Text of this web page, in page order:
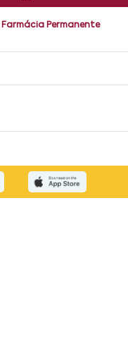
Farmácia Permanente